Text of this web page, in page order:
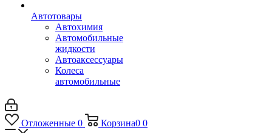
Автотовары
Автохимия
Автомобильные
жидкости
Автоаксессуары
Колеса
автомобильные
Отложенные 0 Корзина0 0